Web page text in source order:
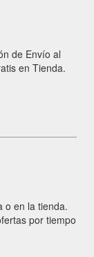
de Envío al
en Tienda.
o en la tienda.
por tiempo